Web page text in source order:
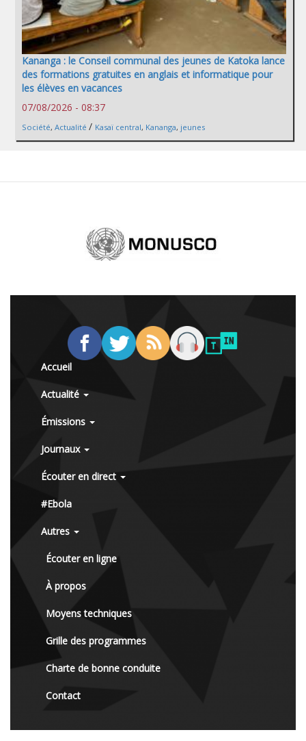
Kananga : le Conseil communal des jeunes de Katoka lance
des formations gratuites en anglais et informatique pour
les élèves en vacances
07/08/2026 - 08:37
Société, Actualité / Kasaï central, Kananga, jeunes
Accueil
Actualité
Émissions
Journaux
Écouter en direct
#Ebola
Autres
Écouter en ligne
À propos
Moyens techniques
Grille des programmes
Charte de bonne conduite
Contact